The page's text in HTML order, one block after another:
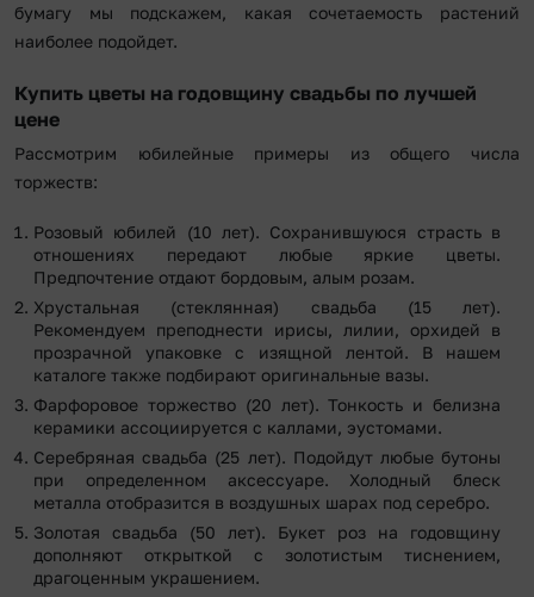
бумагу мы подскажем, какая сочетаемость растений
наиболее подойдет.
Купить цветы на годовщину свадьбы по лучшей
цене
Рассмотрим юбилейные примеры из общего числа
торжеств:
Розовый юбилей (10 лет). Сохранившуюся страсть в
отношениях передают любые яркие цветы.
Предпочтение отдают бордовым, алым розам.
Хрустальная (стеклянная) свадьба (15 лет).
Рекомендуем преподнести ирисы, лилии, орхидей в
прозрачной упаковке с изящной лентой. В нашем
каталоге также подбирают оригинальные вазы.
Фарфоровое торжество (20 лет). Тонкость и белизна
керамики ассоциируется с каллами, эустомами.
Серебряная свадьба (25 лет). Подойдут любые бутоны
при определенном аксессуаре. Холодный блеск
металла отобразится в воздушных шарах под серебро.
Золотая свадьба (50 лет). Букет роз на годовщину
дополняют открыткой с золотистым тиснением,
драгоценным украшением.